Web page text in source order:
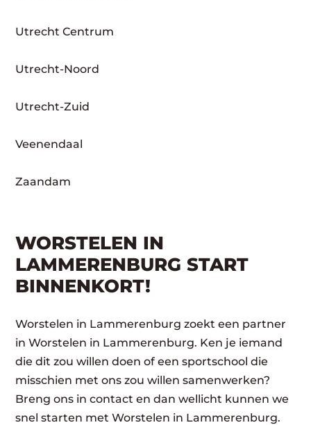
Utrecht Centrum
Utrecht-Noord
Utrecht-Zuid
Veenendaal
Zaandam
WORSTELEN IN
LAMMERENBURG START
BINNENKORT!
Worstelen in Lammerenburg zoekt een partner
in Worstelen in Lammerenburg. Ken je iemand
die dit zou willen doen of een sportschool die
misschien met ons zou willen samenwerken?
Breng ons in contact en dan wellicht kunnen we
snel starten met Worstelen in Lammerenburg.